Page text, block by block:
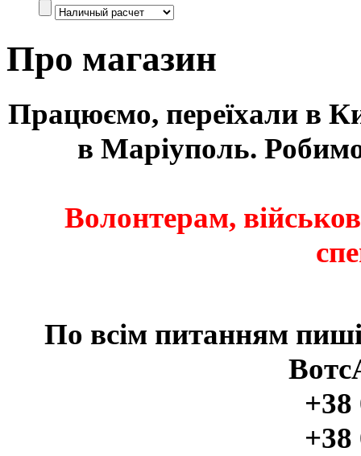
Про магазин
Працюємо, переїхали в
в Маріуполь.
Волонтерам,
По всім питанням
+38
+38